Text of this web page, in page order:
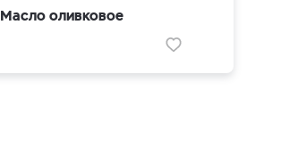
Масло оливковое